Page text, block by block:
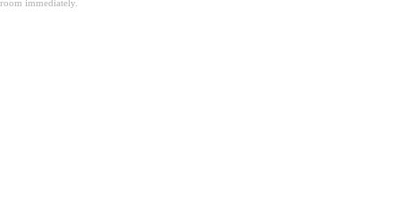
room immediately.